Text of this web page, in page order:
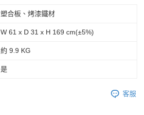
塑合板、烤漆鐵材
W 61 x D 31 x H 169 cm(±5%)
約 9.9 KG
是
客服